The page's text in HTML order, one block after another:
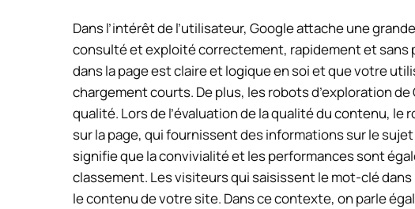
Dans l’intérêt de l’utilisateur, Google attache une
consulté et exploité correctement, rapidement et sans
dans la page est claire et logique en soi et que votre
chargement courts. De plus, les robots d’exploration
qualité. Lors de l’évaluation de la qualité du contenu,
sur la page, qui fournissent des informations sur le
signifie que la convivialité et les performances sont
classement. Les visiteurs qui saisissent le mot-clé
le contenu de votre site. Dans ce contexte, on parle